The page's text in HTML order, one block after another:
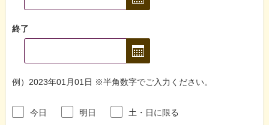
終了
例）2023年01月01日 ※半角数字でご入力ください。
今日 明日
土・日に限る